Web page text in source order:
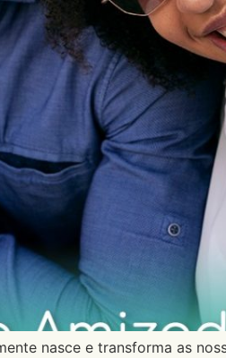
nasce e transforma as